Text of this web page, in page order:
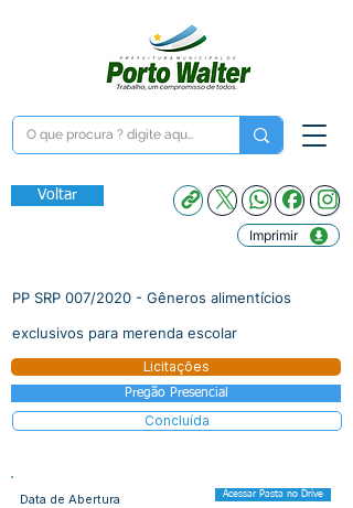
Voltar
Imprimir
PP SRP 007/2020 - Gêneros alimentícios
exclusivos para merenda escolar
Licitações
Pregão Presencial
Concluída
Data de Abertura Acessar Pasta no Drive